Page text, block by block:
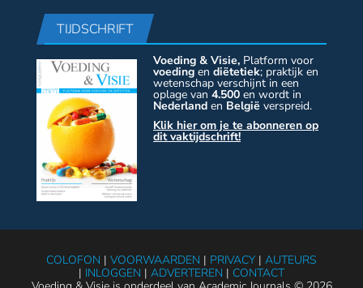
TIJDSCHRIFT
Voeding & Visie, Platform voor
voeding en diëtetiek; praktijk en
wetenschap verschijnt in een
oplage van4.500 en wordt in
Nederland en België verspreid.
Klik hier om je te abonneren op
dit vaktijdschrift!
COLOFON | VOORWAARDEN | PRIVACY | AUTEURS
| INLOGGEN | ADVERTEREN | CONTACT